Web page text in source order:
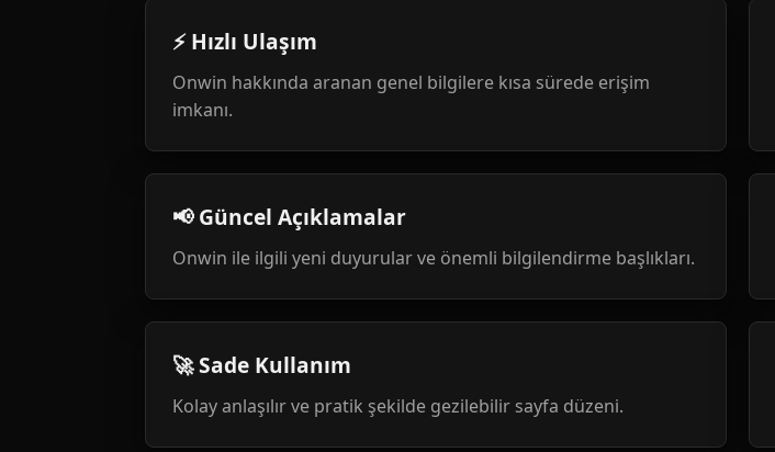
⚡ Hızlı Ulaşım
Onwin hakkında aranan genel bilgilere kısa sürede erişim
imkanı.
📢 Güncel Açıklamalar
Onwin ile ilgili yeni duyurular ve önemli bilgilendirme başlıkları.
🚀 Sade Kullanım
Kolay anlaşılır ve pratik şekilde gezilebilir sayfa düzeni.